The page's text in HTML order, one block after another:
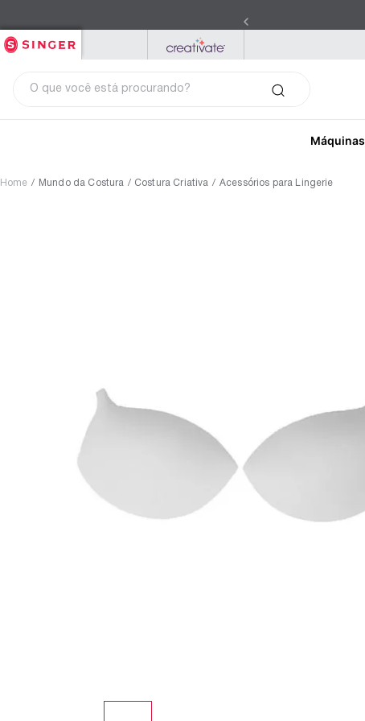
SINGER
MYSEWNET
Máquinas
Home / Mundo da Costura / Costura Criativa / Acessórios para Lingerie